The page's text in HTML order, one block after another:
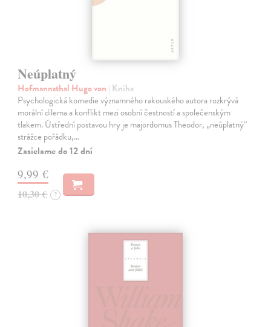
Neúplatný
Hofmannsthal Hugo von | Kniha
Psychologická komedie významného rakouského autora rozkrývá
morální dilema a konflikt mezi osobní čestností a společenským
tlakem. Ústřední postavou hry je majordomus Theodor, „neúplatný“
strážce pořádku,…
Zasielame do 12 dní
9,99 €
10,30 € ?